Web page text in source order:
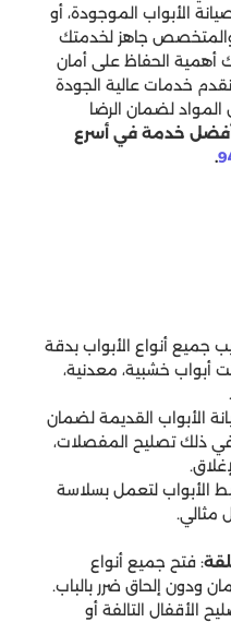
الأبواب الموجودة، أو
والمتخصص جاهز لخدمتك
الحفاظ على أمان
خدمات عالية الجودة
لضمان الرضا
خدمة في أسرع
.
جميع أنواع الأبواب بدقة
أبواب خشبية، معدنية،
الأبواب القديمة لضمان
في ذلك تصليح المفصلات،
الأبواب لتعمل بسلاسة
مثالي.
: فتح جميع أنواع
ودون إلحاق ضرر بالباب.
الأقفال التالفة أو